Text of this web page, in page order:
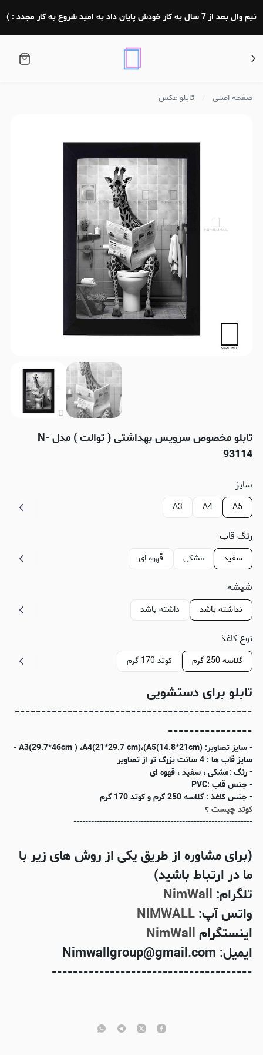
نیم وال بعد از 7 سال به کار خودش پایان داد به امید شروع به کار مجدد : )
صفحه اصلی تابلو عکس
تابلو مخصوص سرویس بهداشتی ( توالت ) مدل N-
93114
سایز
A5
A4
A3
رنگ قاب
سفید مشکی قهوه ای
شیشه
نداشته باشد داشته باشد
نوع کاغذ
گلاسه 250 گرم کوتد 170 گرم
تابلو برای دستشویی
---------------------------------------------
----------------
- سایز تصاویر: (A3(29.7*46cm ) ،A4(21*29.7 cm)،(A5(14.8*21cm -
سایز قاب ها : 4 سانت بزرگ تر از تصاویر
- رنگ :مشکی ، سفید ، قهوه ای
- جنس قاب :PVC
- جنس کاغذ : گلاسه 250 گرم و کوتد 170 گرم
کوتد چیست ؟
-------------------------------------------------------------
(برای مشاوره از طریق یکی از روش های زیر با
ما در ارتباط باشید)
تلگرام: NimWall
واتس آپ:NIMWALL
اینستگرامNimWall
ایمیل: Nimwallgroup@gmail.com
--------------------------------------